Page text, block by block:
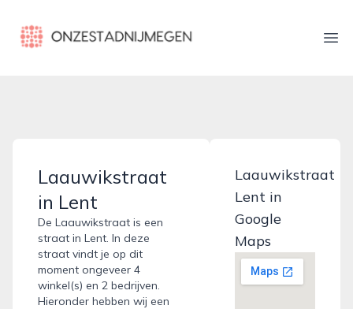
onzestadnijmegen.nl
Laauwikstraat
in Lent
De Laauwikstraat is een
straat in Lent. In deze
straat vindt je op dit
moment ongeveer 4
winkel(s) en 2 bedrijven.
Hieronder hebben wij een
Laauwikstraat
Lent in
Google
Maps